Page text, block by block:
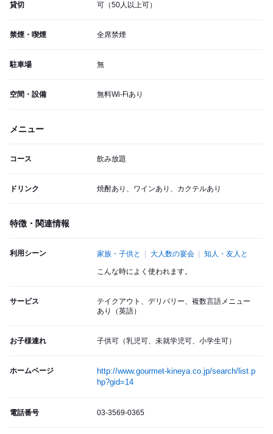
貸切 可（50人以上可）
禁煙・喫煙 全席禁煙
駐車場 無
空間・設備 無料Wi-Fiあり
メニュー
コース 飲み放題
ドリンク 焼酎あり、ワインあり、カクテルあり
特徴・関連情報
利用シーン 家族・子供と 大人数の宴会 知人・友人と
こんな時によく使われます。
サービス
テイクアウト、デリバリー、複数言語メニュー
あり（英語）
お子様連れ 子供可（乳児可、未就学児可、小学生可）
ホームページ
http://www.gourmet-kineya.co.jp/search/list.p
hp?gid=14
電話番号 03-3569-0365